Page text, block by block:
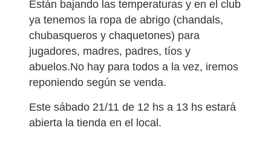
Están bajando las temperaturas y en el club
ya tenemos la ropa de abrigo (chandals,
chubasqueros y chaquetones) para
jugadores, madres, padres, tíos y
abuelos.No hay para todos a la vez, iremos
reponiendo según se venda.
Este sábado 21/11 de 12 hs a 13 hs estará
abierta la tienda en el local.